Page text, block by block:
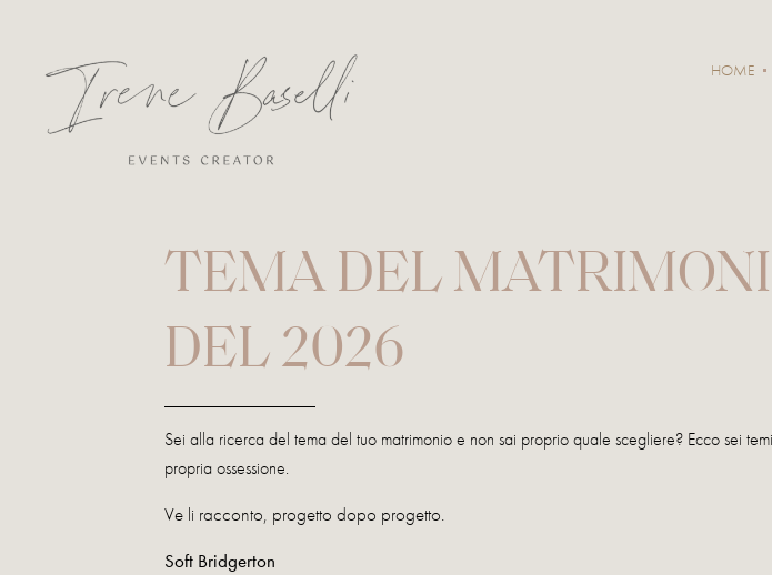
HOME
TEMA DEL
DEL 2026
Sei alla ricerca del tema del tuo matrimonio e non sai proprio quale scegliere? Ecco sei
propria ossessione.
Ve li racconto, progetto dopo progetto.
Soft Bridgerton